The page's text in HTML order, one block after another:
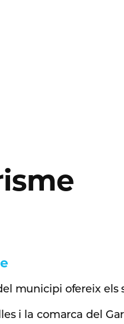
municipi ofereix els
i la comarca del